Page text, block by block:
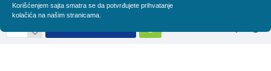
Korišćenjem sajta smatra se da potvrđujete prihvatanje
kolačića na našim stranicama.